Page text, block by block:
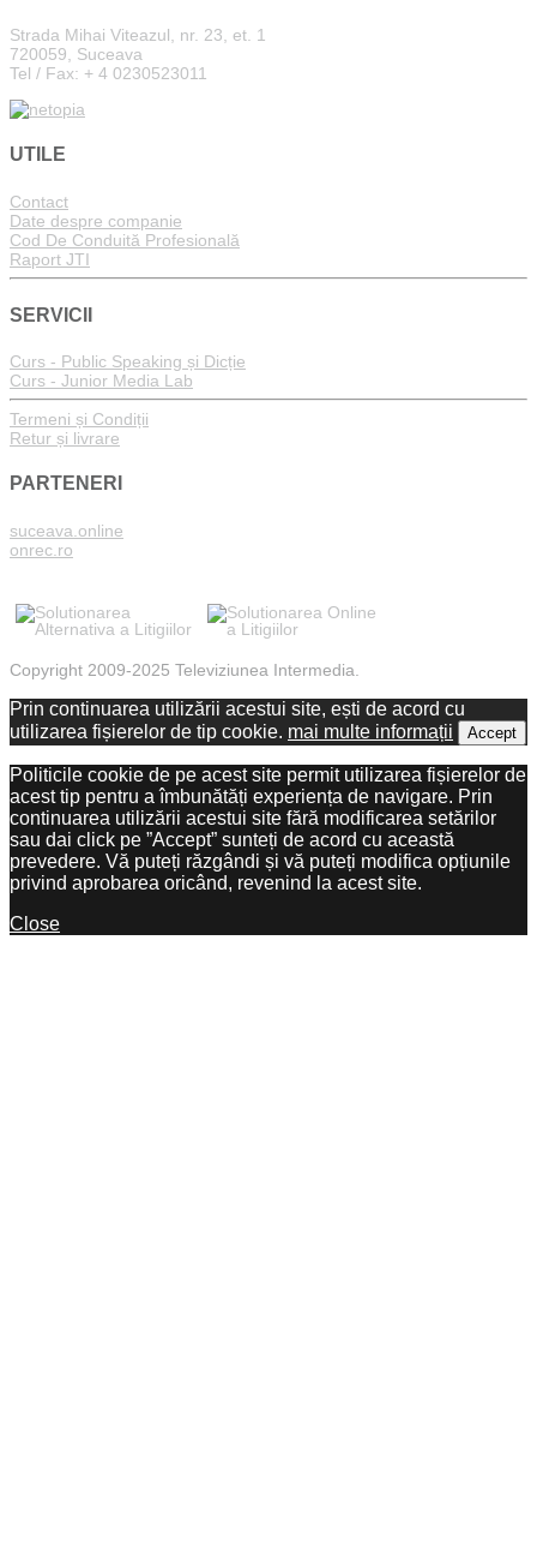
Strada Mihai Viteazul, nr. 23, et. 1
720059, Suceava
Tel / Fax: + 4 0230523011
UTILE
Contact
Date despre companie
Cod De Conduită Profesională
Raport JTI
SERVICII
Curs - Public Speaking și Dicție
Curs - Junior Media Lab
Termeni și Condiții
Retur și livrare
PARTENERI
suceava.online
onrec.ro
Copyright 2009-2025 Televiziunea Intermedia.
Prin continuarea utilizării acestui site, ești de acord cu
utilizarea fișierelor de tip cookie. mai multe informații Accept
Politicile cookie de pe acest site permit utilizarea fișierelor de
acest tip pentru a îmbunătăți experiența de navigare. Prin
continuarea utilizării acestui site fără modificarea setărilor
sau dai click pe ”Accept” sunteți de acord cu această
prevedere. Vă puteți răzgândi și vă puteți modifica opțiunile
privind aprobarea oricând, revenind la acest site.
Close